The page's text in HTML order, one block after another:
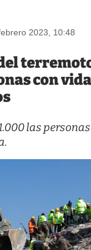
2023, 10:48
con
las